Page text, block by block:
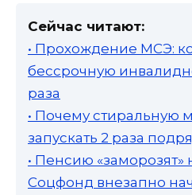
Сейчас читают:
• Прохождение МСЭ:
бессрочную
раза
• Почему стиральную
запускать 2 раза
• Пенсию «заморозят»
Соцфонд внезапно